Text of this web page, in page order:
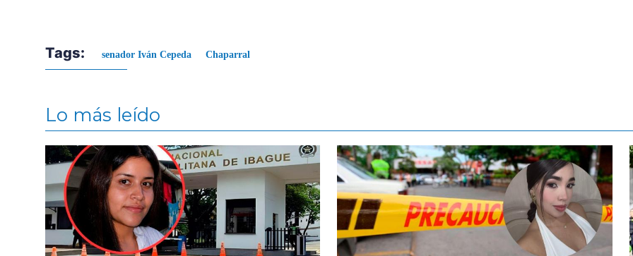
Tags: senador Iván Cepeda Chaparral
Lo más leído
Contenido multimedia principal Contenido multimedia principal